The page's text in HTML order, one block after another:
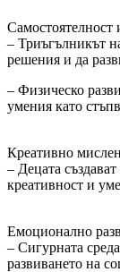
Самостоятелност
– Триъгълникът
решения и да
– Физическо
умения като
Креативно
– Децата
креативност и
Емоционално
– Сигурната
развиването на